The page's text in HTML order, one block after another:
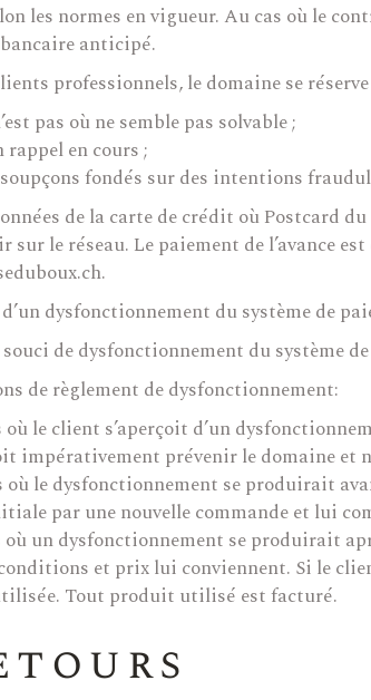
les normes en vigueur. Au cas où le
anticipé.
professionnels, le domaine se
pas où ne semble pas solvable ;
rappel en cours ;
soupçons fondés sur des intentions
de la carte de crédit où Postcard
sur le réseau. Le paiement de l’avance
dysfonctionnement du système de
souci de dysfonctionnement du système
de règlement de dysfonctionnement:
où le client s’aperçoit d’un
impérativement prévenir le domaine et
où le dysfonctionnement se produirait
par une nouvelle commande et lui
où un dysfonctionnement se produirait
et prix lui conviennent. Si le
Tout produit utilisé est facturé.